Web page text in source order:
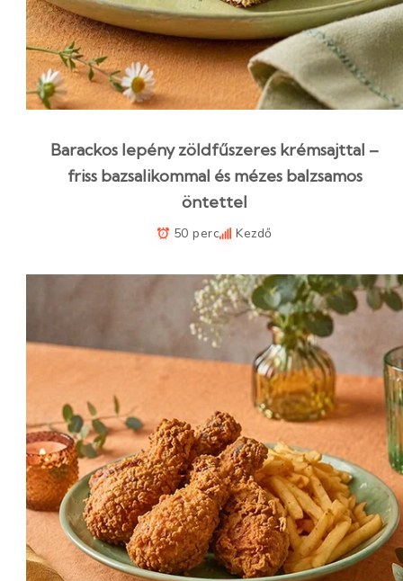
Barackos lepény zöldfűszeres krémsajttal –
friss bazsalikommal és mézes balzsamos
öntettel
50 perc Kezdő